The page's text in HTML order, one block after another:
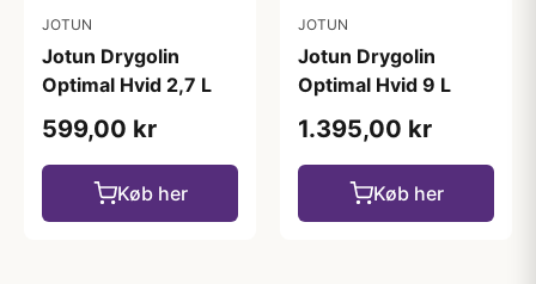
JOTUN
Jotun Drygolin
Optimal Hvid 2,7 L
599,00 kr
Køb her
JOTUN
Jotun Drygolin
Optimal Hvid 9 L
1.395,00 kr
Køb her